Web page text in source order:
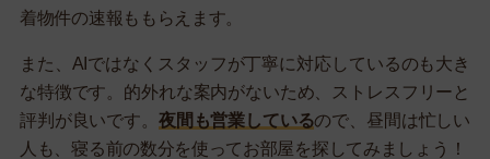
着物件の速報ももらえます。
また、AIではなくスタッフが丁寧に対応しているのも大き
な特徴です。的外れな案内がないため、ストレスフリーと
評判が良いです。 夜間も営業しているので、昼間は忙しい
人も、寝る前の数分を使ってお部屋を探してみましょう！